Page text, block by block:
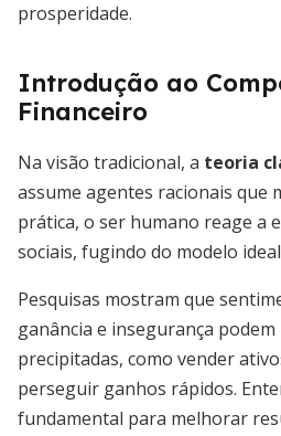
prosperidade.
Introdução ao
Financeiro
Na visão tradicional, a teoria
assume agentes racionais que
prática, o ser humano reage a
sociais, fugindo do modelo
Pesquisas mostram que
ganância e insegurança podem
precipitadas, como vender
perseguir ganhos rápidos.
fundamental para melhorar